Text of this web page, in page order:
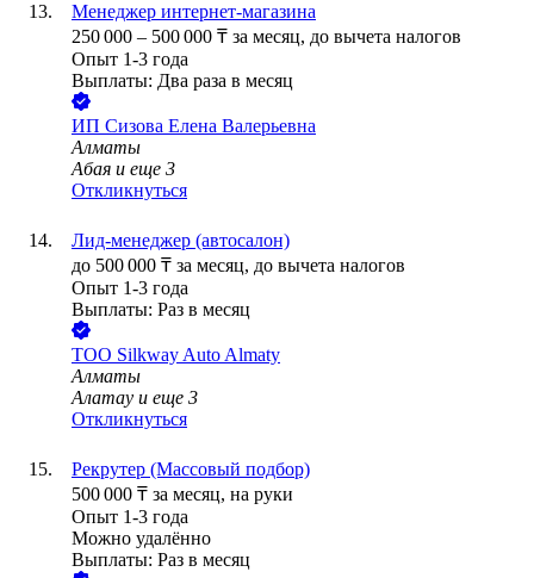
Менеджер интернет-магазина
250 000 – 500 000 ₸ за месяц, до вычета налогов
Опыт 1-3 года
Выплаты: Два раза в месяц
ИП Сизова Елена Валерьевна
Алматы
Абая и еще 3
Откликнуться
Лид-менеджер (автосалон)
до 500 000 ₸ за месяц, до вычета налогов
Опыт 1-3 года
Выплаты: Раз в месяц
ТОО Silkway Auto Almaty
Алматы
Алатау и еще 3
Откликнуться
Рекрутер (Массовый подбор)
500 000 ₸ за месяц, на руки
Опыт 1-3 года
Можно удалённо
Выплаты: Раз в месяц